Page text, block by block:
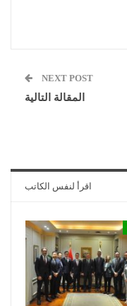
NEXT POST
المقالة التالية
اقرأ لنفس الكاتب